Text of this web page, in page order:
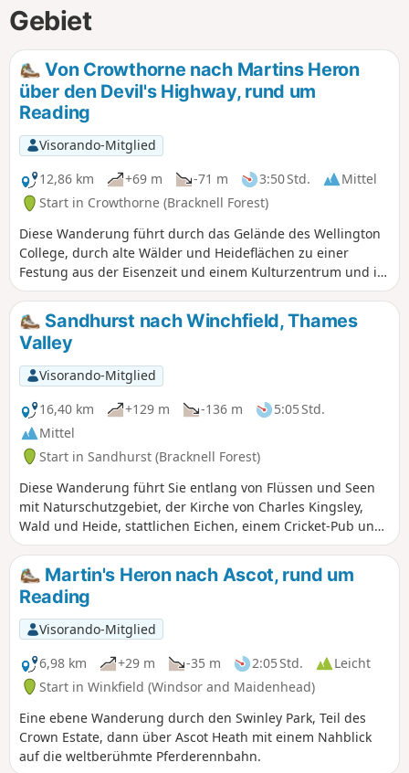
Gebiet
Von Crowthorne nach Martins Heron
über den Devil's Highway, rund um
Reading
Visorando-Mitglied
12,86 km
+69 m -71 m 3:50 Std.
Mittel
Start in Crowthorne (Bracknell Forest)
Diese Wanderung führt durch das Gelände des Wellington
College, durch alte Wälder und Heideflächen zu einer
Festung aus der Eisenzeit und einem Kulturzentrum und ist
sehr interessant.
Sandhurst nach Winchfield, Thames
Valley
Visorando-Mitglied
16,40 km
+129 m -136 m
5:05 Std.
Mittel
Start in Sandhurst (Bracknell Forest)
Diese Wanderung führt Sie entlang von Flüssen und Seen
mit Naturschutzgebiet, der Kirche von Charles Kingsley,
Wald und Heide, stattlichen Eichen, einem Cricket-Pub und
einer historischen Kirche mit Aussicht. ⚠️Der
Bahnübergang zum Naturschutzgebiet Ambarrow Court ist
nun dauerhaft geschlossen und der Three Castles Path
wurde umgeleitet, um die Bahn weiter nördlich zu
überqueren.
Martin's Heron nach Ascot, rund um
Reading
Visorando-Mitglied
6,98 km
+29 m -35 m 2:05 Std.
Leicht
Start in Winkfield (Windsor and Maidenhead)
Eine ebene Wanderung durch den Swinley Park, Teil des
Crown Estate, dann über Ascot Heath mit einem Nahblick
auf die weltberühmte Pferderennbahn.